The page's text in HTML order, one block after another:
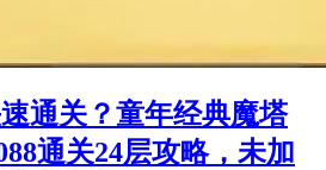
速通关？童年经典魔塔
通关24层攻略，未加